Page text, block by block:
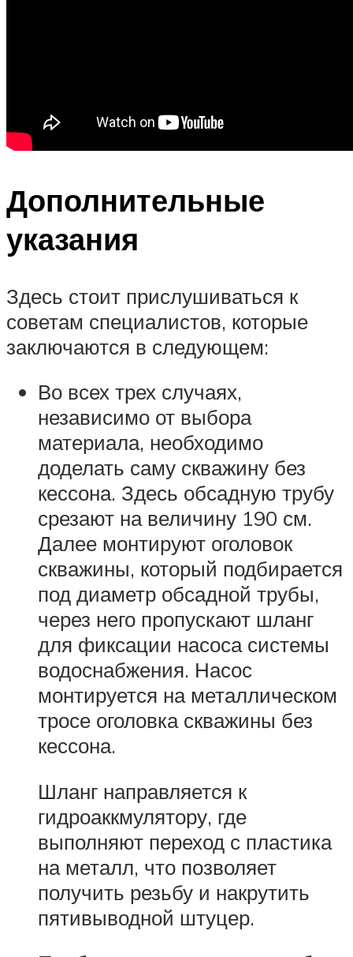
Дополнительные
указания
Здесь стоит прислушиваться к
советам специалистов, которые
заключаются в следующем:
Во всех трех случаях,
независимо от выбора
материала, необходимо
доделать саму скважину без
кессона. Здесь обсадную трубу
срезают на величину 190 см.
Далее монтируют оголовок
скважины, который подбирается
под диаметр обсадной трубы,
через него пропускают шланг
для фиксации насоса системы
водоснабжения. Насос
монтируется на металлическом
тросе оголовка скважины без
кессона.
Шланг направляется к
гидроаккмулятору, где
выполняют переход с пластика
на металл, что позволяет
получить резьбу и накрутить
пятивыводной штуцер.